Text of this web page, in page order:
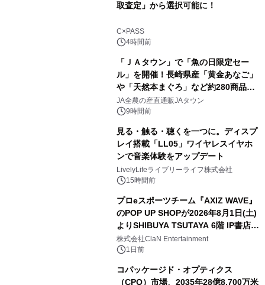
取査定」から選択可能に！
C×PASS
4時間前
「ＪＡタウン」で「魚の日限定セー
ル」を開催！長崎県産「黄金あなご」
や「天然本まぐろ」など約280商品を
販売！～毎月１０日の定例企画～
JA全農の産直通販JAタウン
9時間前
見る・触る・聴くを一つに。ディスプ
レイ搭載「LL05」ワイヤレスイヤホ
ンで音楽体験をアップデート
LivelyLifeライブリーライフ株式会社
15時間前
プロeスポーツチーム『AXIZ WAVE』
のPOP UP SHOPが2026年8月1日(土)
よりSHIBUYA TSUTAYA 6階 IP書店で
開催決定！！
株式会社ClaN Entertainment
1日前
コパッケージド・オプティクス
（CPO）市場、2035年28億8,700万米